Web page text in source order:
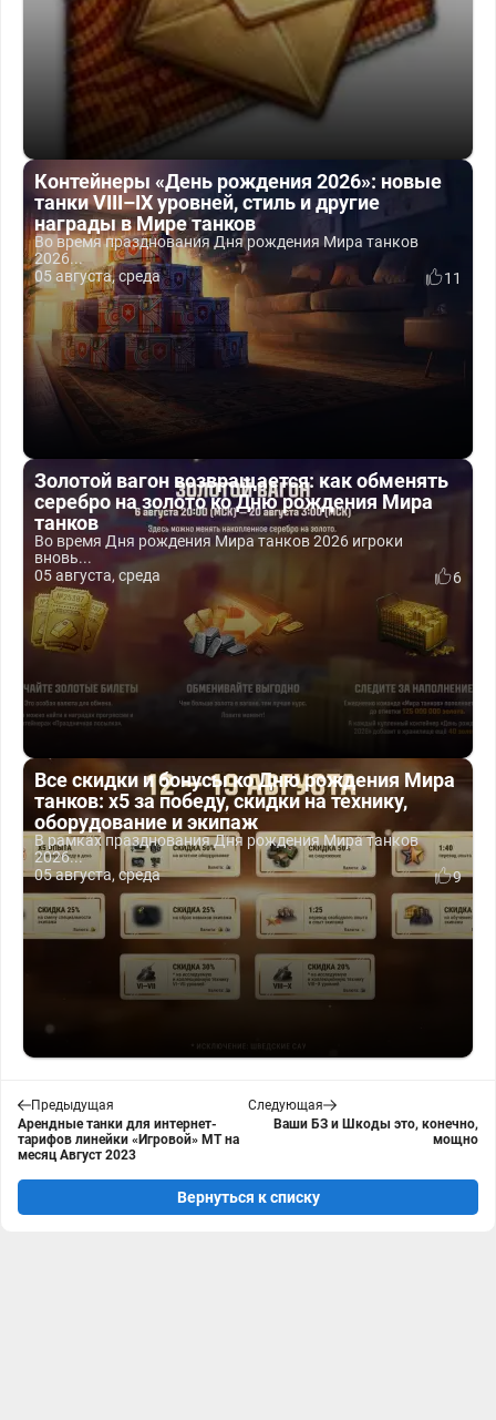
Контейнеры «День рождения 2026»: новые
танки VIII–IX уровней, стиль и другие
награды в Мире танков
Во время празднования Дня рождения Мира танков
2026...
05 августа, среда
11
Золотой вагон возвращается: как обменять
серебро на золото ко Дню рождения Мира
танков
Во время Дня рождения Мира танков 2026 игроки
вновь...
05 августа, среда
6
Все скидки и бонусы ко Дню рождения Мира
танков: x5 за победу, скидки на технику,
оборудование и экипаж
В рамках празднования Дня рождения Мира танков
2026...
05 августа, среда
9
Предыдущая
Арендные танки для интернет-
тарифов линейки «Игровой» МТ на
месяц Август 2023
Следующая
Ваши БЗ и Шкоды это, конечно,
мощно
Вернуться к списку